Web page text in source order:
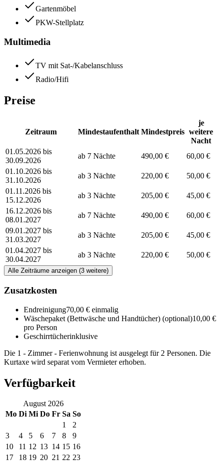
Gartenmöbel
PKW-Stellplatz
Multimedia
TV mit Sat-/Kabelanschluss
Radio/Hifi
Preise
Zeitraum Mindestaufenthalt Mindestpreis
je
weitere
Nacht
01.05.2026 bis
30.09.2026
ab 7 Nächte 490,00 €
60,00 €
01.10.2026 bis
31.10.2026
ab 3 Nächte 220,00 €
50,00 €
01.11.2026 bis
15.12.2026
ab 3 Nächte 205,00 €
45,00 €
16.12.2026 bis
08.01.2027
ab 7 Nächte 490,00 €
60,00 €
09.01.2027 bis
31.03.2027
ab 3 Nächte 205,00 €
45,00 €
01.04.2027 bis
30.04.2027
ab 3 Nächte 220,00 € 50,00 €
Alle Zeiträume anzeigen (3 weitere)
Zusatzkosten
Endreinigung70,00 € einmalig
Wäschepaket (Bettwäsche und Handtücher) (optional)10,00 €
pro Person
Geschirrtücherinklusive
Die 1 - Zimmer - Ferienwohnung ist ausgelegt für 2 Personen. Die
Kurtaxe wird separat vom Vermieter erhoben.
Verfügbarkeit
August 2026
Mo Di Mi Do Fr Sa So
1
2
3
4 5 6 7 8
9
10
11 12 13 14 15 16
17
18 19 20 21 22 23